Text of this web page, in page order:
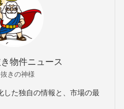
物件ニュース
きの神様
した独自の情報と、市場の最